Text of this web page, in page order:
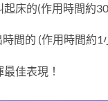
起床的(作用時間約
間的 (作用時間約1
佳表現！